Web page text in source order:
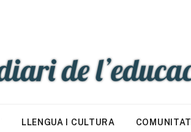
LLENGUA I CULTURA COMUNITAT